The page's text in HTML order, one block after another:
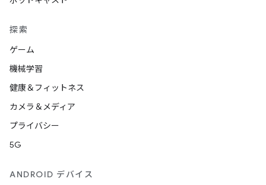
探索
ゲーム
機械学習
健康＆フィットネス
カメラ＆メディア
プライバシー
5G
ANDROID デバイス